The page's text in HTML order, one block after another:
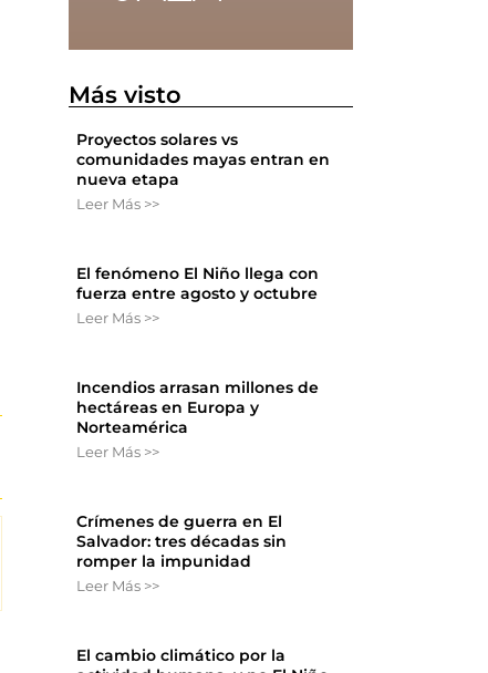
Más visto
Proyectos solares vs
comunidades mayas entran en
nueva etapa
Leer Más >>
El fenómeno El Niño llega con
fuerza entre agosto y octubre
Leer Más >>
Incendios arrasan millones de
hectáreas en Europa y
Norteamérica
Leer Más >>
Crímenes de guerra en El
Salvador: tres décadas sin
romper la impunidad
Leer Más >>
El cambio climático por la